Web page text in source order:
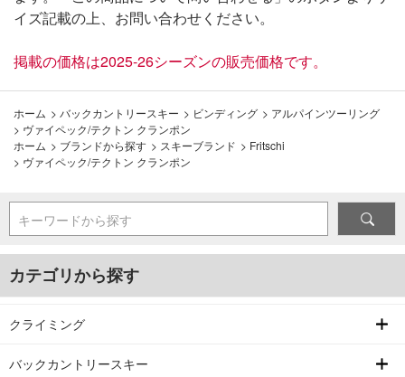
イズ記載の上、お問い合わせください。
掲載の価格は2025-26シーズンの販売価格です。
ホーム > バックカントリースキー > ビンディング > アルパインツーリング
> ヴァイペック/テクトン クランポン
ホーム > ブランドから探す > スキーブランド > Fritschi
> ヴァイペック/テクトン クランポン
キーワードから探す
カテゴリから探す
クライミング
バックカントリースキー